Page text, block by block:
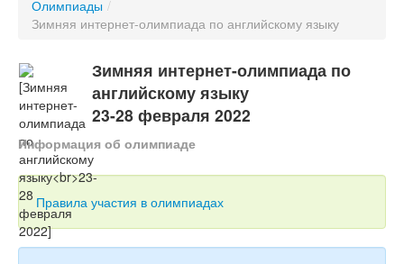
Олимпиады
Турниры
Конкурсы
Вебинары
Тесты
Книги
Игры
Олимпиады /
Зимняя интернет-олимпиада по английскому языку
Зимняя интернет-олимпиада по
английскому языку
23-28 февраля 2022
Информация об олимпиаде
Правила участия в олимпиадах